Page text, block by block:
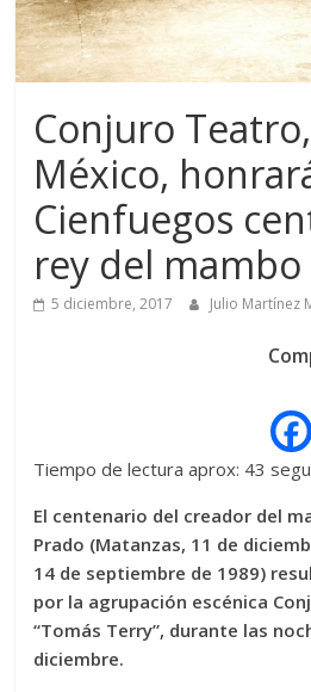
Conjuro
México,
Cienfuegos
rey del mambo
5 diciembre, 2017 Julio Martínez
Tiempo de lectura aprox: 43
El centenario del creador del
Prado (Matanzas, 11 de
14 de septiembre de 1989)
por la agrupación escénica
“Tomás Terry”, durante las
diciembre.